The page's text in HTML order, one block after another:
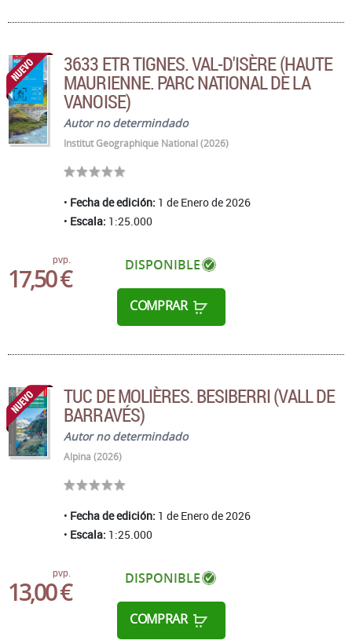
3633 ETR TIGNES. VAL-D'ISÈRE (HAUTE
MAURIENNE. PARC NATIONAL DE LA
VANOISE)
Autor no determindado
Institut Geographique National (2026)
Fecha de edición: 1 de Enero de 2026
Escala: 1:25.000
pvp.
17,50 € DISPONIBLE
COMPRAR
TUC DE MOLIÈRES. BESIBERRI (VALL DE
BARRAVÉS)
Autor no determindado
Alpina (2026)
Fecha de edición: 1 de Enero de 2026
Escala: 1:25.000
pvp.
13,00 € DISPONIBLE
COMPRAR